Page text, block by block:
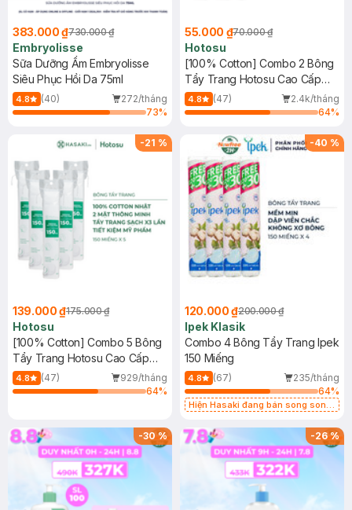
383.000 ₫730.000 ₫
Embryolisse
Sữa Dưỡng Ẩm Embryolisse
Siêu Phục Hồi Da 75ml
4.8 (40)
272/tháng
73%
55.000 ₫70.000 ₫
Hotosu
[100% Cotton] Combo 2 Bông
Tẩy Trang Hotosu Cao Cấp
150 Miếng
4.8 (47)
2.4k/tháng
64%
-21 %
139.000 ₫175.000 ₫
Hotosu
[100% Cotton] Combo 5 Bông
Tẩy Trang Hotosu Cao Cấp
150 Miếng
4.8 (47)
929/tháng
64%
-40 %
120.000 ₫200.000 ₫
Ipek Klasik
Combo 4 Bông Tẩy Trang Ipek
150 Miếng
4.8 (67)
235/tháng
64%
Hiện Hasaki đang bán song song
-30% -26%